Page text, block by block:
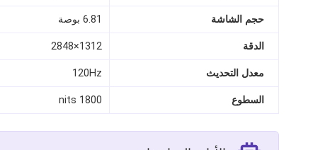
حجم الشاشة 6.81 بوصة
الدقة 1312×2848
معدل التحديث 120Hz
السطوع 1800 nits